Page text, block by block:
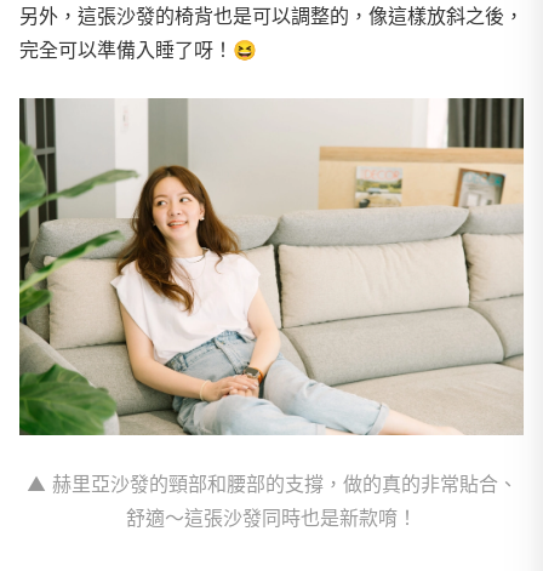
另外，這張沙發的椅背也是可以調整的，像這樣放斜之後，
完全可以準備入睡了呀！ 😆
▲ 赫里亞沙發的頸部和腰部的支撐，做的真的非常貼合、
舒適～這張沙發同時也是新款唷！